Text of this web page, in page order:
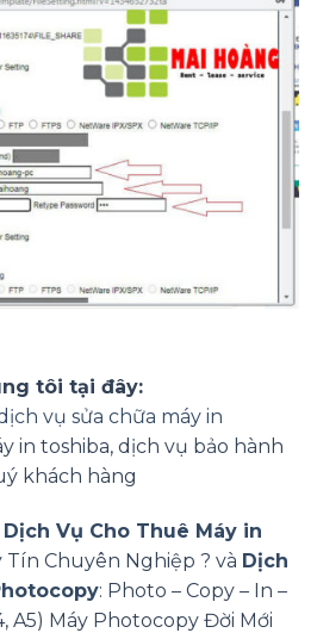
tôi tại đây:
vụ sửa chữa máy in
in toshiba, dịch vụ bảo hành
khách hàng
Dịch Vụ Cho Thuê Máy in
Tín Chuyên Nghiệp ? và Dịch
: Photo – Copy – In –
A5) Máy Photocopy Đời Mới